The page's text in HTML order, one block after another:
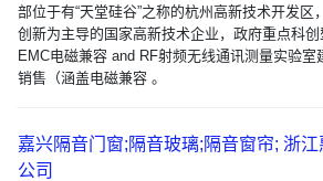
部位于有“天堂硅谷”之称的杭州高新技术开发区
创新为主导的国家高新技术企业，政府重点科
EMC电磁兼容 and RF射频无线通讯测量实验室
销售（涵盖电磁兼容 。
嘉兴隔音门窗;隔音玻璃;隔音窗帘; 浙
公司